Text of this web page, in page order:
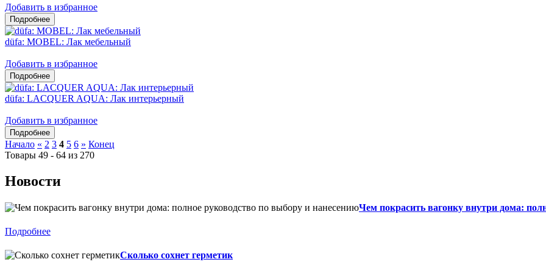
Добавить в избранное
düfa: MOBEL: Лак мебельный
Добавить в избранное
düfa: LACQUER AQUA: Лак интерьерный
Добавить в избранное
Начало « 2 3 4 5 6 » Конец
Товары 49 - 64 из 270
Новости
Чем покрасить вагонку внутри дома:
Подробнее
Сколько сохнет герметик